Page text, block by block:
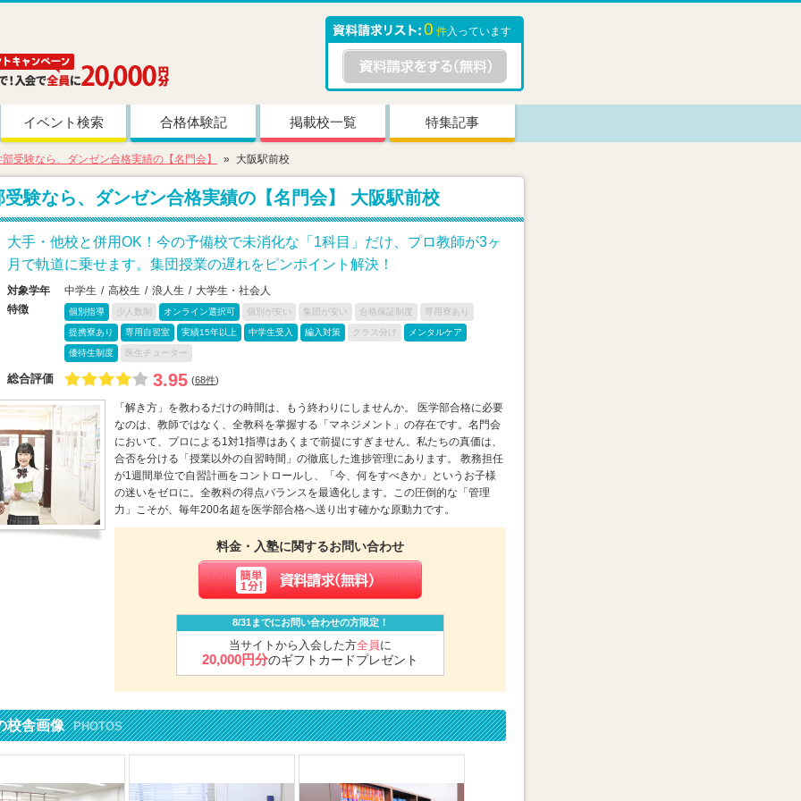
0 件入っています
イベント検索 合格体験記 掲載校一覧 特集記事
受験なら、ダンゼン合格実績の【名門会】 大阪駅前校
受験なら、ダンゼン合格実績の【名門会】 大阪駅前校
大手・他校と併用OK！今の予備校で未消化な「1科目」だけ、プロ教師が3ヶ
月で軌道に乗せます。集団授業の遅れをピンポイント解決！
対象学年 中学生 高校生 浪人生
大学生・社会人
特徴
個別指導 少人数制 オンライン選択可 個別が安い 集団が安い 合格保証制度 専用寮あり
提携寮あり 専用自習室 実績15年以上 中学生受入 編入対策 クラス分け メンタルケア
優待生制度 医生チューター
総合評価 3.95 (68件)
「解き方」を教わるだけの時間は、もう終わりにしませんか。 医学部合格に必要
なのは、教師ではなく、全教科を掌握する「マネジメント」の存在です。名門会
において、プロによる1対1指導はあくまで前提にすぎません。私たちの真価は、
合否を分ける「授業以外の自習時間」の徹底した進捗管理にあります。 教務担任
が1週間単位で自習計画をコントロールし、「今、何をすべきか」というお子様
の迷いをゼロに。全教科の得点バランスを最適化します。この圧倒的な「管理
力」こそが、毎年200名超を医学部合格へ送り出す確かな原動力です。
8/31までにお問い合わせの方限定！
当サイトから入会した方全員 に
20,000円分のギフトカードプレゼント
料金・入塾に関するお問い合わせ
校舎画像 PHOTOS